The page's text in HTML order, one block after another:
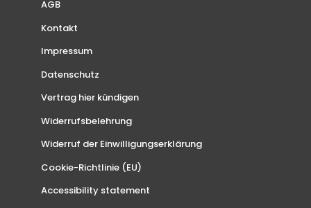
AGB
Kontakt
Impressum
Datenschutz
Vertrag hier kündigen
Widerrufsbelehrung
Widerruf der Einwilligungserklärung
Cookie-Richtlinie (EU)
Accessibility statement